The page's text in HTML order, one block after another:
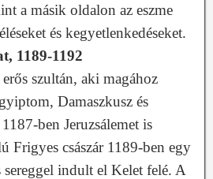
a másik oldalon az eszme
és kegyetlenkedéseket.
1189-1192
szultán, aki magához
Damaszkusz és
ben Jeruzsálemet is
Frigyes császár 1189-ben egy
sereggel indult el Kelet felé. A